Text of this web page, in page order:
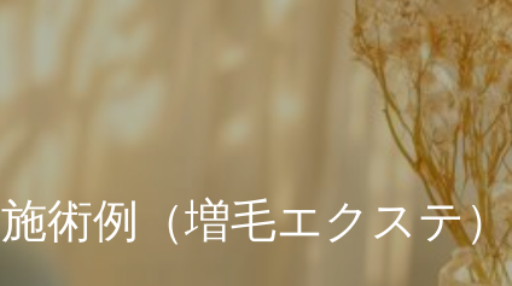
施術例（増毛エクステ）